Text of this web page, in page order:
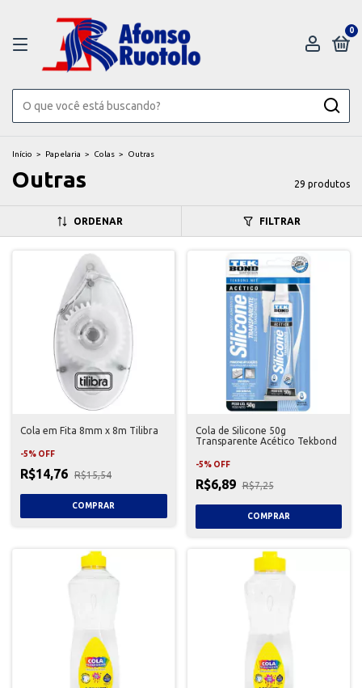
0
Início > Papelaria > Colas > Outras
Outras 29 produtos
ORDENAR FILTRAR
Cola em Fita 8mm x 8m Tilibra
-5% OFF
R$14,76 R$15,54
Cola de Silicone 50g
Transparente Acético Tekbond
-5% OFF
R$6,89 R$7,25